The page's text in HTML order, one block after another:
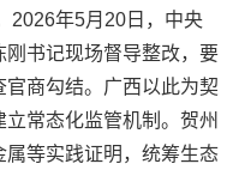
2026年5月20日，中央
书记现场督导整改，要
商勾结。广西以此为契
常态化监管机制。贺州
等实践证明，统筹生态